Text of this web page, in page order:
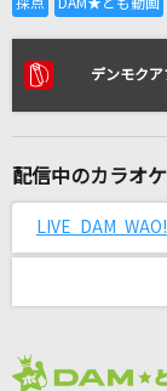
リア
[生音]足音 ～
[生音
LEVEL5-
Believe in you
nonoc
デンモク
配信中のカラオ
LIVE DAM WAO!